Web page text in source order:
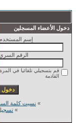
دخول الأعضاء المسجلين
إسم
الرقم
قم بتسجيلي تلقائيا في المرة
القادمة
» نسيت كلمة
»